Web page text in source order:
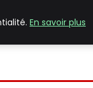
En savoir plus